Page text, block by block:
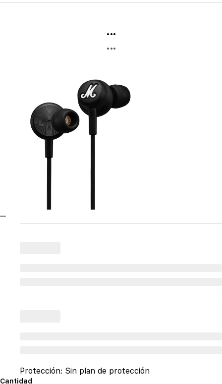
...
...
...
Protección: Sin plan de protección
Cantidad